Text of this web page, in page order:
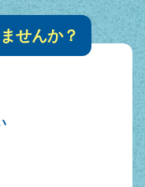
せんか？